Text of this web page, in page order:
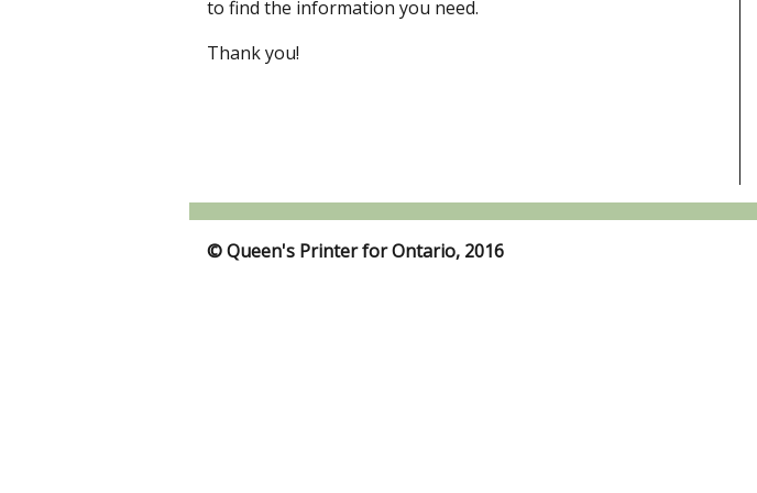
to find the information you need.
Thank you!
© Queen's Printer for Ontario, 2016